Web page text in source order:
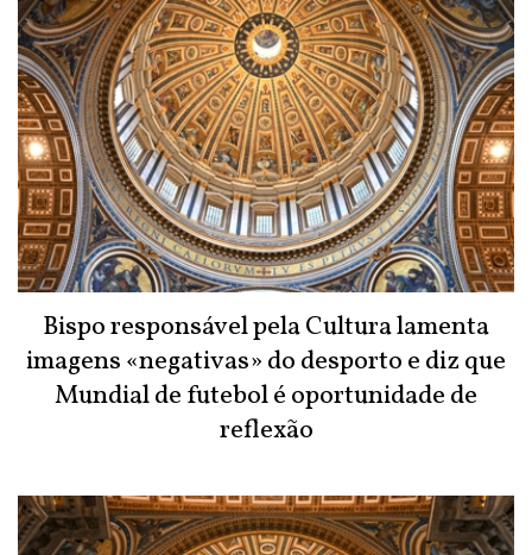
Bispo responsável pela Cultura lamenta
imagens «negativas» do desporto e diz que
Mundial de futebol é oportunidade de
reflexão